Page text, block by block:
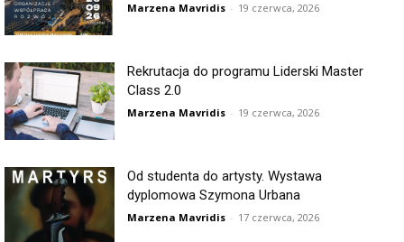
Marzena Mavridis - 19 czerwca, 2026
Rekrutacja do programu Liderski Master
Class 2.0
Marzena Mavridis - 19 czerwca, 2026
Od studenta do artysty. Wystawa
dyplomowa Szymona Urbana
Marzena Mavridis - 17 czerwca, 2026